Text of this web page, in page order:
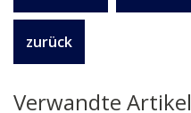
zurück
Verwandte Artikel